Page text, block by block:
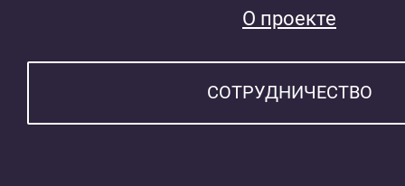
О проекте
СОТРУДНИЧЕСТВО